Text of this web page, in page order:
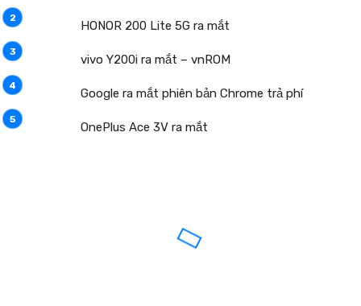
HONOR 200 Lite 5G ra mắt
vivo Y200i ra mắt – vnROM
Google ra mắt phiên bản Chrome trả phí
OnePlus Ace 3V ra mắt